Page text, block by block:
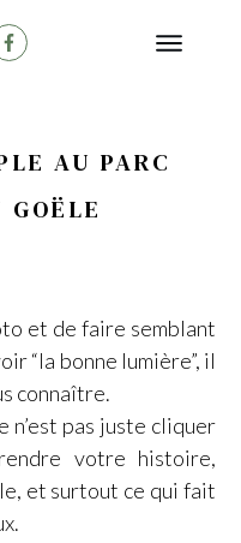
AU PARC
et de faire semblant
“la bonne lumière”, il
connaître.
n’est pas juste cliquer
votre histoire,
et surtout ce qui fait